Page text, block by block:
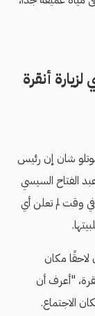
أنقرة
موتلو شان إن رئيس
الفتاح السيسي
في وقت لم تعلن أي
لاحقًا مكان
"أعرف أن
الاجتماع.